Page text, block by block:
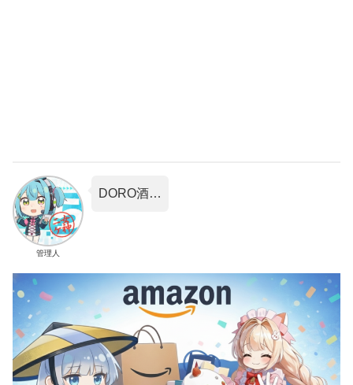
管理人
DORO酒…